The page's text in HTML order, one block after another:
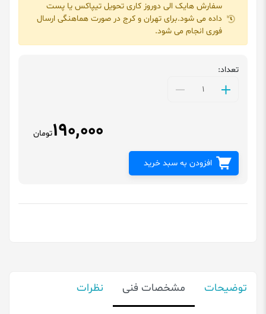
سفارش هایک الی دوروز کاری تحویل تیپاکس یا پست
داده می شود.برای تهران و کرج در صورت هماهنگی ارسال
فوری انجام می شود.
تعداد:
190,000تومان
افزودن به سبد خرید
توضیحات مشخصات فنی نظرات